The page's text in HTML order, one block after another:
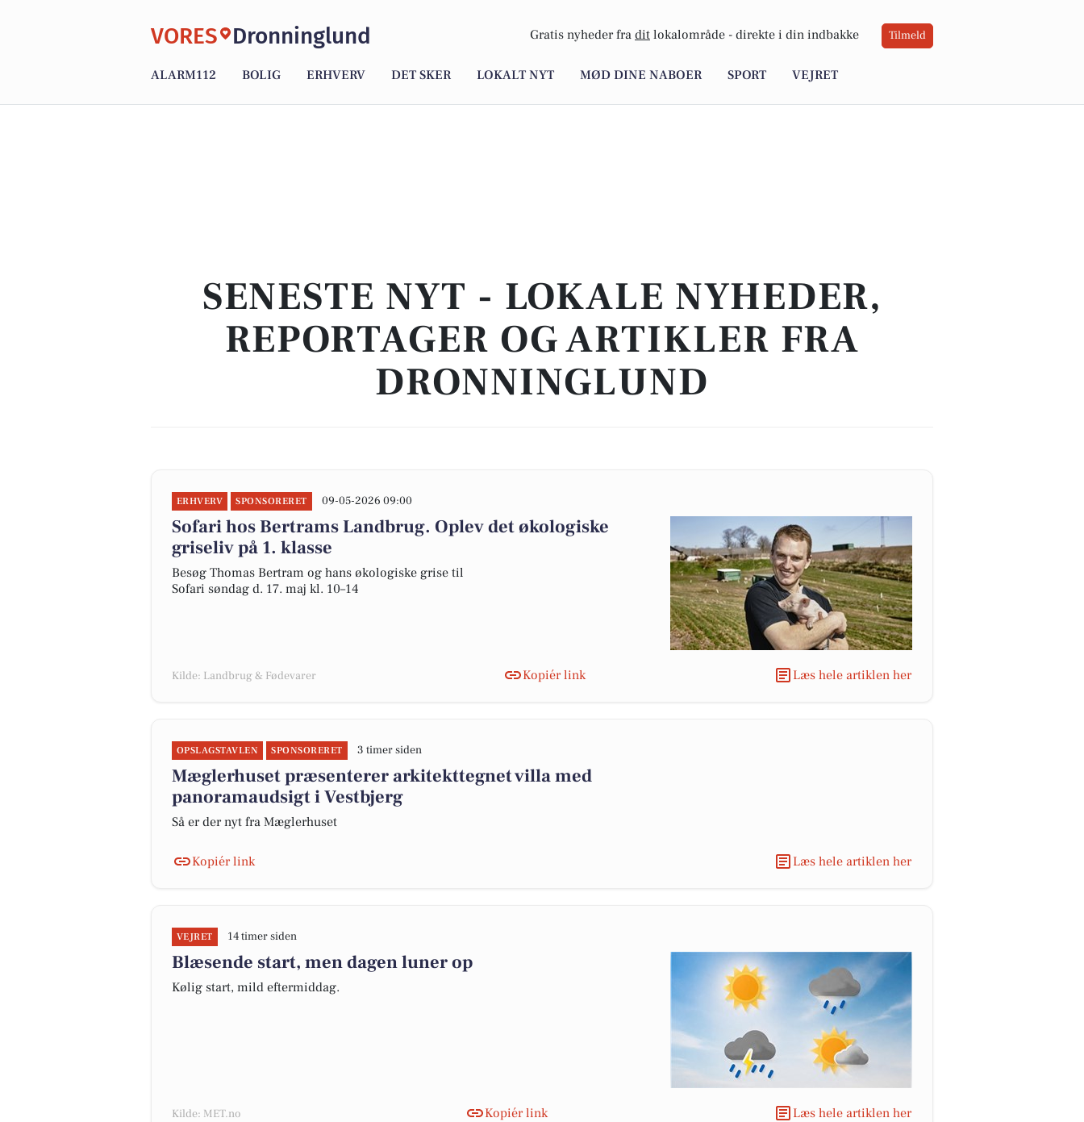
VORES Dronninglund Gratis nyheder fra dit lokalområde - direkte i din indbakke Tilmeld
ALARM112 BOLIG ERHVERV DET SKER LOKALT NYT MØD DINE NABOER SPORT VEJRET
SENESTE NYT - LOKALE NYHEDER,
REPORTAGER OG ARTIKLER FRA
DRONNINGLUND
ERHVERV SPONSORERET 09-05-2026 09:00
Sofari hos Bertrams Landbrug. Oplev det økologiske
griseliv på 1. klasse
Besøg Thomas Bertram og hans økologiske grise til
Sofari søndag d. 17. maj kl. 10–14
Kilde: Landbrug & Fødevarer Kopiér link Læs hele artiklen her
OPSLAGSTAVLEN SPONSORERET 3 timer siden
Mæglerhuset præsenterer arkitekttegnet villa med
panoramaudsigt i Vestbjerg
Så er der nyt fra Mæglerhuset
Kopiér link Læs hele artiklen her
VEJRET 14 timer siden
Blæsende start, men dagen luner op
Kølig start, mild eftermiddag.
Kilde: MET.no Kopiér link Læs hele artiklen her